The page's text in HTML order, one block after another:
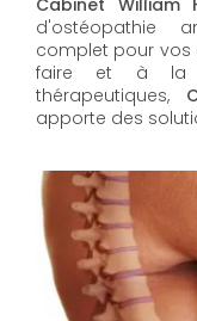
Cabinet William
d'ostéopathie
complet pour
faire et à la
thérapeutiques,
apporte des